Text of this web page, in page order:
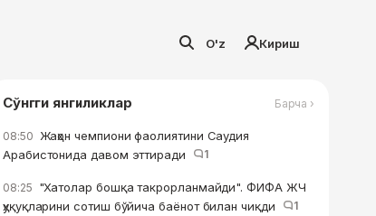
O'z Кириш
Сўнгги янгиликлар Барча ›
08:50 Жаҳон чемпиони фаолиятини Саудия
Арабистонида давом эттиради
1
08:25 "Хатолар бошқа такрорланмайди". ФИФА ЖЧ
ҳуқуқларини сотиш бўйича баёнот билан чиқди
1